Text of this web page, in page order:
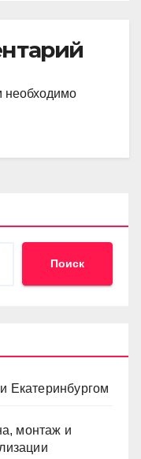
необходимо
Поиск
Екатеринбургом
монтаж и